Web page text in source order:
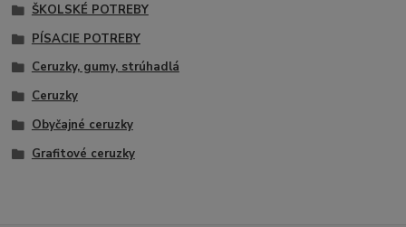
ŠKOLSKÉ POTREBY
PÍSACIE POTREBY
Ceruzky, gumy, strúhadlá
Ceruzky
Obyčajné ceruzky
Grafitové ceruzky